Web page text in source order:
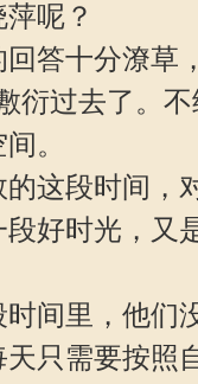
呢？
答十分潦草
衍过去了。
。
这段时间，
好时光，又
间里，他们
只需要按照